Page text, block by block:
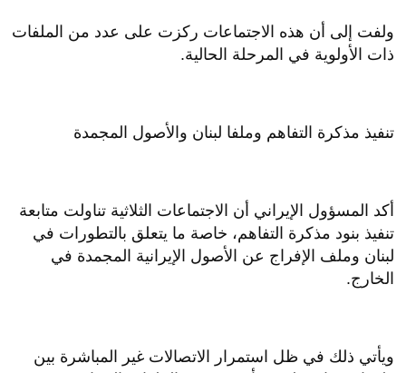
ولفت إلى أن هذه الاجتماعات ركزت على عدد من الملفات
ذات الأولوية في المرحلة الحالية.
تنفيذ مذكرة التفاهم وملفا لبنان والأصول المجمدة
أكد المسؤول الإيراني أن الاجتماعات الثلاثية تناولت متابعة
تنفيذ بنود مذكرة التفاهم، خاصة ما يتعلق بالتطورات في
لبنان وملف الإفراج عن الأصول الإيرانية المجمدة في
الخارج.
ويأتي ذلك في ظل استمرار الاتصالات غير المباشرة بين